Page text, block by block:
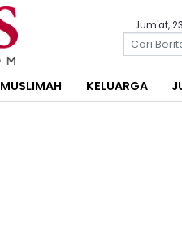
Jum'at,
MUSLIMAH KELUARGA